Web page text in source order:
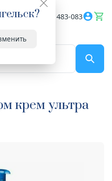
? 8182 483-083
крем ультра